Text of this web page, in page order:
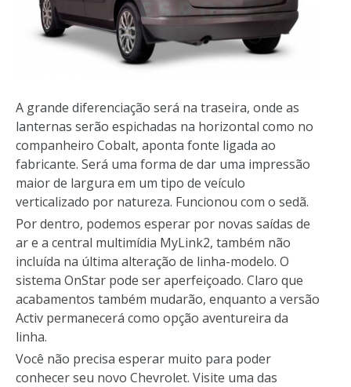
A grande diferenciação será na traseira, onde as
lanternas serão espichadas na horizontal como no
companheiro Cobalt, aponta fonte ligada ao
fabricante. Será uma forma de dar uma impressão
maior de largura em um tipo de veículo
verticalizado por natureza. Funcionou com o sedã.
Por dentro, podemos esperar por novas saídas de
ar e a central multimídia MyLink2, também não
incluída na última alteração de linha-modelo. O
sistema OnStar pode ser aperfeiçoado. Claro que
acabamentos também mudarão, enquanto a versão
Activ permanecerá como opção aventureira da
linha.
Você não precisa esperar muito para poder
conhecer seu novo Chevrolet. Visite uma das